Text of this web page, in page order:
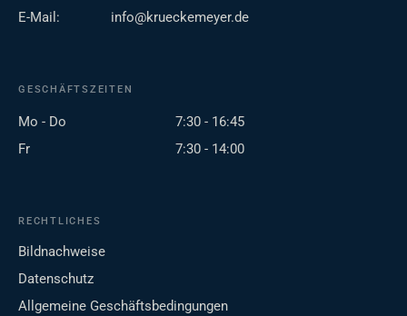
E-Mail:
info@krueckemeyer.de
GESCHÄFTSZEITEN
Mo - Do
7:30 - 16:45
Fr
7:30 - 14:00
RECHTLICHES
Bildnachweise
Datenschutz
Allgemeine Geschäftsbedingungen